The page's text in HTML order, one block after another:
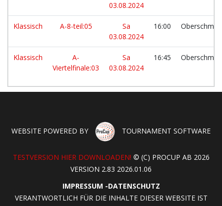
03.08.2024
Klassisch A-8-teil:05
Sa
03.08.2024
16:00
Klassisch
A-
Viertelfinale:03
Sa
03.08.2024
16:45
WEBSITE POWERED BY TOURNAMENT SOFTWARE
TESTVERSION HIER DOWNLOADEN! © (C) PROCUP AB 2026
VERSION 2.83 2026.01.06
IMPRESSUM -DATENSCHUTZ
VERANTWORTLICH FÜR DIE INHALTE DIESER WEBSITE IST